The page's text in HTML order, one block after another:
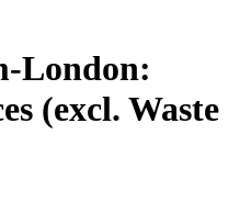
London:
(excl. Waste